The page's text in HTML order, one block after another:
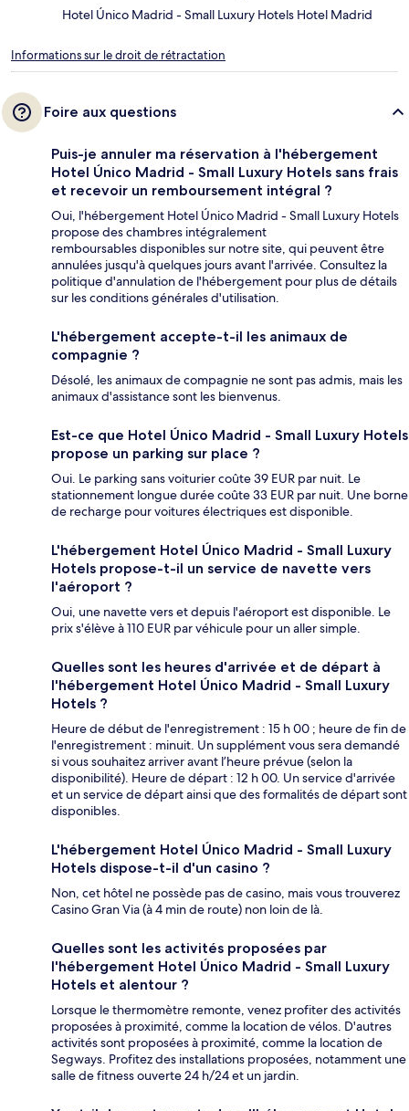
Hotel Único Madrid - Small Luxury Hotels Hotel Madrid
Informations sur le droit de rétractation
Foire aux questions
Puis-je annuler ma réservation à l'hébergement
Hotel Único Madrid - Small Luxury Hotels sans frais
et recevoir un remboursement intégral ?
Oui, l'hébergement Hotel Único Madrid - Small Luxury Hotels
propose des chambres intégralement
remboursables disponibles sur notre site, qui peuvent être
annulées jusqu'à quelques jours avant l'arrivée. Consultez la
politique d'annulation de l'hébergement pour plus de détails
sur les conditions générales d'utilisation.
L'hébergement accepte-t-il les animaux de
compagnie ?
Désolé, les animaux de compagnie ne sont pas admis, mais les
animaux d'assistance sont les bienvenus.
Est-ce que Hotel Único Madrid - Small Luxury Hotels
propose un parking sur place ?
Oui. Le parking sans voiturier coûte 39 EUR par nuit. Le
stationnement longue durée coûte 33 EUR par nuit. Une borne
de recharge pour voitures électriques est disponible.
L'hébergement Hotel Único Madrid - Small Luxury
Hotels propose-t-il un service de navette vers
l'aéroport ?
Oui, une navette vers et depuis l'aéroport est disponible. Le
prix s'élève à 110 EUR par véhicule pour un aller simple.
Quelles sont les heures d'arrivée et de départ à
l'hébergement Hotel Único Madrid - Small Luxury
Hotels ?
Heure de début de l'enregistrement : 15 h 00 ; heure de fin de
l'enregistrement : minuit. Un supplément vous sera demandé
si vous souhaitez arriver avant l’heure prévue (selon la
disponibilité). Heure de départ : 12 h 00. Un service d'arrivée
et un service de départ ainsi que des formalités de départ sont
disponibles.
L'hébergement Hotel Único Madrid - Small Luxury
Hotels dispose-t-il d'un casino ?
Non, cet hôtel ne possède pas de casino, mais vous trouverez
Casino Gran Via (à 4 min de route) non loin de là.
Quelles sont les activités proposées par
l'hébergement Hotel Único Madrid - Small Luxury
Hotels et alentour ?
Lorsque le thermomètre remonte, venez profiter des activités
proposées à proximité, comme la location de vélos. D'autres
activités sont proposées à proximité, comme la location de
Segways. Profitez des installations proposées, notamment une
salle de fitness ouverte 24 h/24 et un jardin.